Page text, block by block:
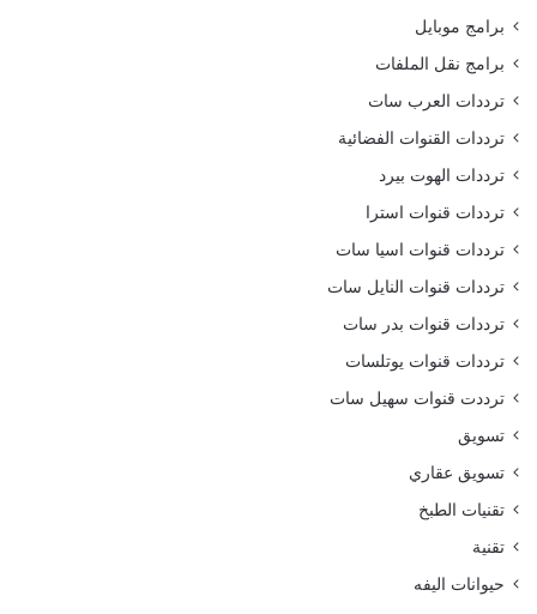
برامج موبايل
برامج نقل الملفات
ترددات العرب سات
ترددات القنوات الفضائية
ترددات الهوت بيرد
ترددات قنوات استرا
ترددات قنوات اسيا سات
ترددات قنوات النايل سات
ترددات قنوات بدر سات
ترددات قنوات يوتلسات
ترددت قنوات سهيل سات
تسويق
تسويق عقاري
تقنيات الطبخ
تقنية
حيوانات اليفه